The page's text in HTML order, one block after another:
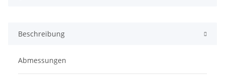
Beschreibung
Abmessungen